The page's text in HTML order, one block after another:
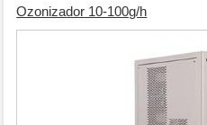
Ozonizador 10-100g/h